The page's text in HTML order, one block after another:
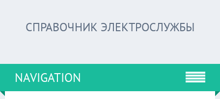
СПРАВОЧНИК ЭЛЕКТРОСЛУЖБЫ
NAVIGATION